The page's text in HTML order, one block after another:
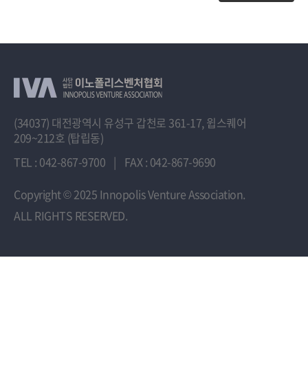
(34037) 대전광역시 유성구 갑천로 361-17, 윕스퀘어
209~212호 (탑립동)
TEL : 042-867-9700 | FAX : 042-867-9690
Copyright© 2025 Innopolis Venture Association.
ALL RIGHTS RESERVED.